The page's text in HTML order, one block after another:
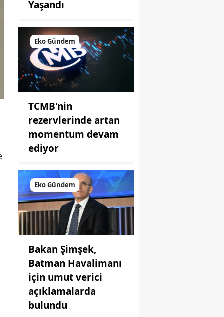
Yaşandı
Eko Gündem
TCMB'nin
rezervlerinde artan
momentum devam
ediyor
Eko Gündem
Bakan Şimşek,
Batman Havalimanı
için umut verici
açıklamalarda
bulundu